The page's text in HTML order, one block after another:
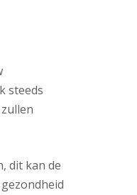
steeds
dit kan de